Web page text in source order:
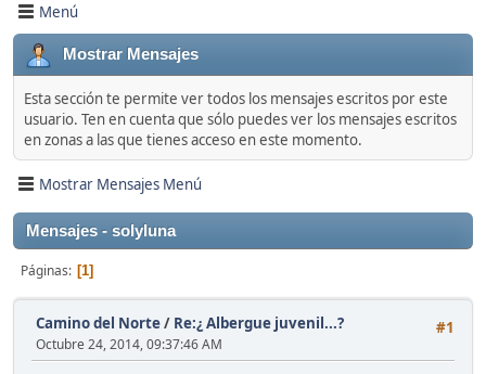
Menú
Mostrar Mensajes
Esta sección te permite ver todos los mensajes escritos por este
usuario. Ten en cuenta que sólo puedes ver los mensajes escritos
en zonas a las que tienes acceso en este momento.
Mostrar Mensajes Menú
Mensajes - solyluna
Páginas 1
#1
Camino del Norte/ Re:¿ Albergue juvenil...?
Octubre 24, 2014, 09:37:46 AM